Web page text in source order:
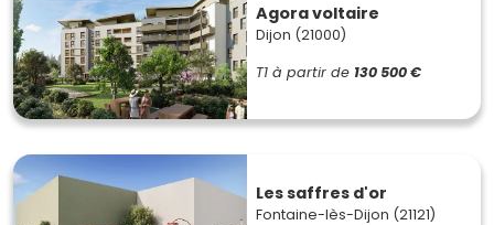
Agora voltaire
Dijon (21000)
T1 à partir de 130 500 €
Les saffres d'or
Fontaine-lès-Dijon (21121)